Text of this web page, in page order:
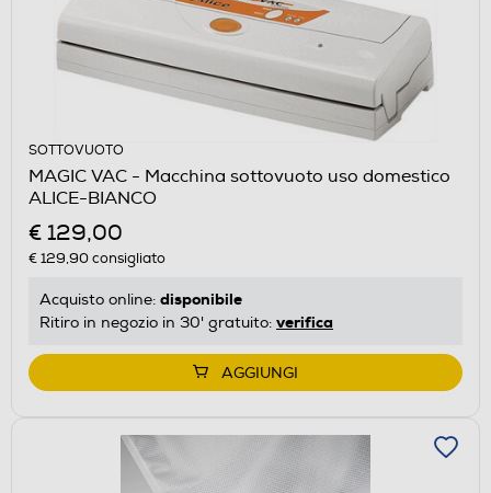
SOTTOVUOTO
MAGIC VAC - Macchina sottovuoto uso domestico
ALICE-BIANCO
€ 129,00
€ 129,90consigliato
Acquisto online: disponibile
Ritiro in negozio in 30' gratuito: verifica
AGGIUNGI